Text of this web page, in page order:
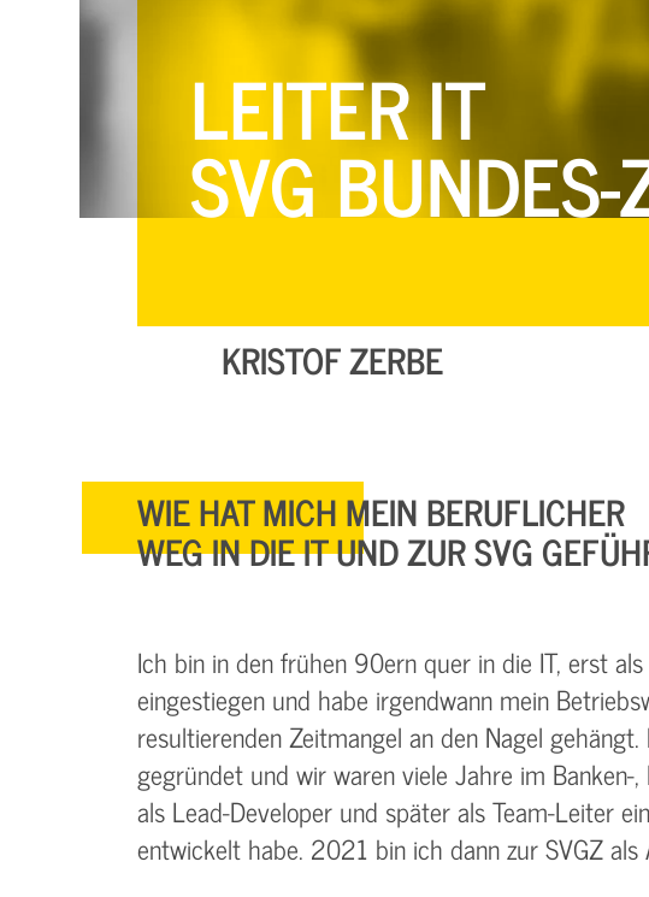
LEITER IT
SVG
KRISTOF ZERBE
WIE HAT MICH MEIN BERUFLICHER
WEG IN DIE IT UND ZUR SVG
Ich bin in den frühen 90ern quer in die IT, erst
eingestiegen und habe irgendwann mein
resultierenden Zeitmangel an den Nagel
gegründet und wir waren viele Jahre im
als Lead-Developer und später als Team-Leiter
entwickelt habe. 2021 bin ich dann zur SVGZ